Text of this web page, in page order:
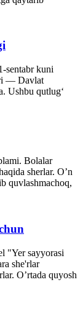
sentabr kuni
— Davlat
Ushbu qutlug‘
Bolalar
sherlar. O’n
quvlashmachoq,
"Yer sayyorasi
she'rlar
O’rtada quyosh